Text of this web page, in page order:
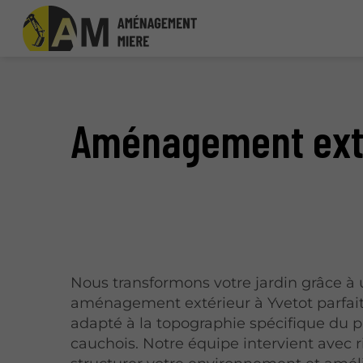
Aménagement
Nous transformons votre jardin grâce à
aménagement extérieur à Yvetot
adapté à la topographie spécifique du
cauchois. Notre équipe intervient avec